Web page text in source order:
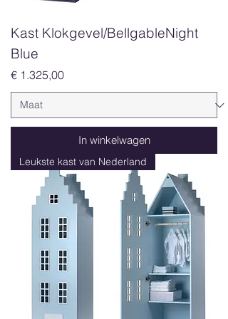
Kast Klokgevel/BellgableNight
Blue
Prijs
€ 1.325,00
In winkelwagen
Leukste kast van Nederland